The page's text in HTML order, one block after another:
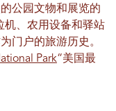
公园文物和展览的
机、农用设备和驿站
门户的旅游历史。
Park“美国最